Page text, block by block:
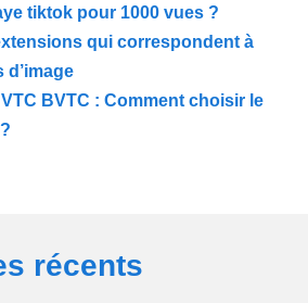
tiktok pour 1000 vues ?
qui correspondent à
d’image
BVTC : Comment choisir le
récents